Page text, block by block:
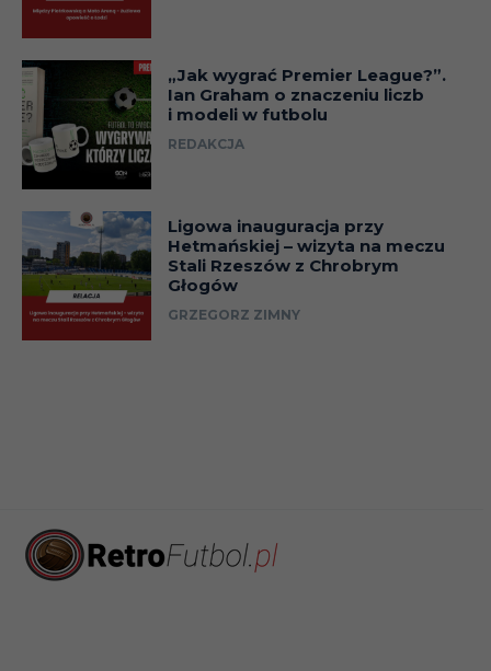
„Jak wygrać Premier League?”.
Ian Graham o znaczeniu liczb
i modeli w futbolu
REDAKCJA
Ligowa inauguracja przy
Hetmańskiej – wizyta na meczu
Stali Rzeszów z Chrobrym
Głogów
GRZEGORZ ZIMNY